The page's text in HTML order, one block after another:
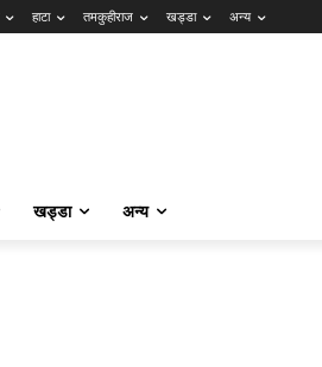
हाटा तमकुहीराज खड्डा अन्य
खड्डा अन्य